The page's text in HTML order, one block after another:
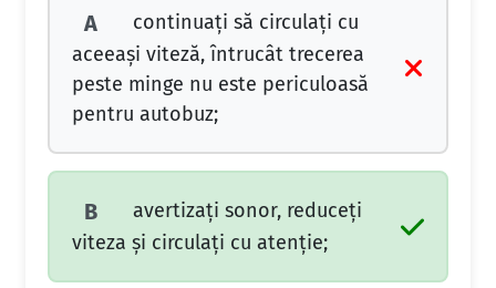
A
continuaţi să circulaţi cu
aceeaşi viteză, întrucât trecerea
peste minge nu este periculoasă
pentru autobuz;
B
avertizaţi sonor, reduceţi
viteza şi circulaţi cu atenţie;